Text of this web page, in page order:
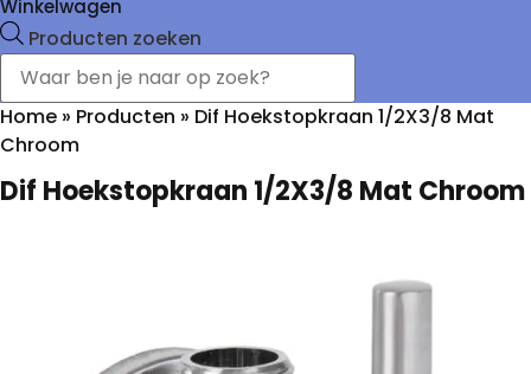
Winkelwagen
Producten zoeken
Home » Producten » Dif Hoekstopkraan 1/2X3/8 Mat
Chroom
Dif Hoekstopkraan 1/2X3/8 Mat Chroom